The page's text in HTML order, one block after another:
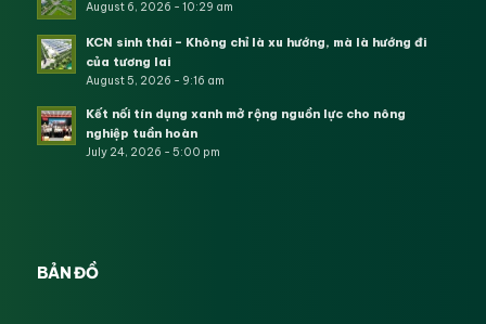
August 6, 2026 - 10:29 am
KCN sinh thái – Không chỉ là xu hướng, mà là hướng đi
của tương lai
August 5, 2026 - 9:16 am
Kết nối tín dụng xanh mở rộng nguồn lực cho nông
nghiệp tuần hoàn
July 24, 2026 - 5:00 pm
BẢN ĐỒ